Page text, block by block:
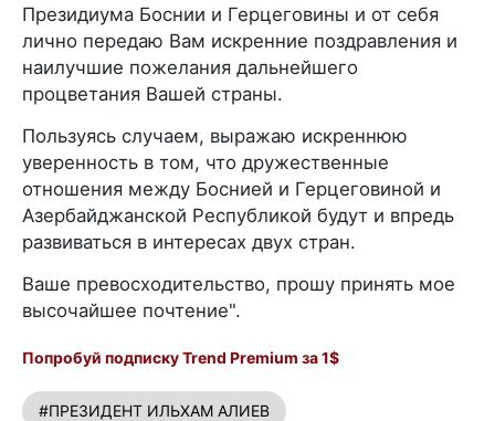
Президиума Боснии и Герцеговины и от себя
лично передаю Вам искренние поздравления и
наилучшие пожелания дальнейшего
процветания Вашей страны.
Пользуясь случаем, выражаю искреннюю
уверенность в том, что дружественные
отношения между Боснией и Герцеговиной и
Азербайджанской Республикой будут и впредь
развиваться в интересах двух стран.
Ваше превосходительство, прошу принять мое
высочайшее почтение".
Попробуй подписку Trend Premium за 1$
#ПРЕЗИДЕНТ ИЛЬХАМ АЛИЕВ